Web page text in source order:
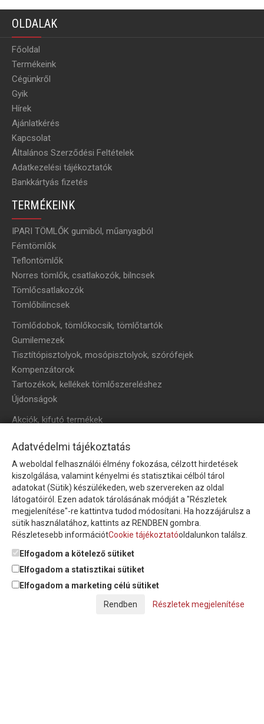
OLDALAK
Főoldal
Termékeink
Cégünkről
Gyik
Hírek
Ajánlatkérés
Kapcsolat
Általános Szerződési Feltételek
Adatkezelési tájékoztatók
Bankkártyás fizetés
TERMÉKEINK
IPARI TÖMLŐK gumiból, műanyagból
Fémtömlők
Teflontömlők
Norres tömlők, csatlakozók, bilncsek
Tömlőcsatlakozók
Tömlőbilincsek
Tömlődobok, tömlőkocsik, tömlőtartók
Gumilemezek
Tisztítópisztolyok, mosópisztolyok, szórófejek
Kompenzátorok
Tartozékok, kellékek tömlőszereléshez
Újdonságok
Akciók, kifutó termékek
HÍRLEVÉL
Íratkozzon fel hírlevelünkre!
Feliratkozom a hírlevélre és nyilatkozom, hogy azadatkezelési
tájékoztatót elolvastam, megismertem és elfogadom.
© Copyright Triász-Tömlő Kft. | Minden jog fenntartva!
Adatvédelmi tájékoztatás
A weboldal felhasználói élmény fokozása, célzott hirdetések
kiszolgálása, valamint kényelmi és statisztikai célból tárol
adatokat (Sütik) készülékeden, web szervereken az oldal
látogatóiról. Ezen adatok tárolásának módját a "Részletek
megjelenítése"-re kattintva tudod módosítani. Ha hozzájárulsz a
sütik használatához, kattints az RENDBEN gombra.
Részletesebb információtCookie tájékoztatóoldalunkon találsz.
Elfogadom a kötelező sütiket
Elfogadom a statisztikai sütiket
Elfogadom a marketing célú sütiket
Részletek megjelenítése